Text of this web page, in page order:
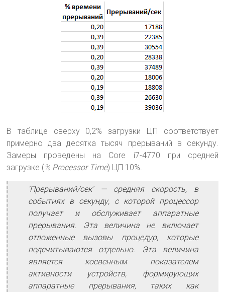
В таблице сверху 0,2% загрузки ЦП соответствует
примерно два десятка тысяч прерываний в секунду.
Замеры проведены на Core i7-4770 при средней
загрузке (% Processor Time) ЦП 10%.
‘Прерываний/сек’ — средняя скорость, в
событиях в секунду, с которой процессор
получает и обслуживает аппаратные
прерывания. Эта величина не включает
отложенные вызовы процедур, которые
подсчитываются отдельно. Эта величина
является косвенным показателем
активности устройств, формирующих
аппаратные прерывания, таких как